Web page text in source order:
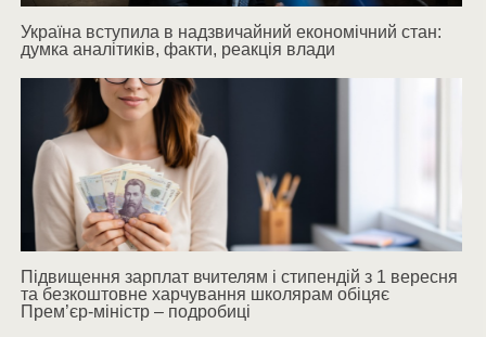
Україна вступила в надзвичайний економічний стан:
думка аналітиків, факти, реакція влади
Підвищення зарплат вчителям і стипендій з 1 вересня
та безкоштовне харчування школярам обіцяє
Прем’єр-міністр – подробиці